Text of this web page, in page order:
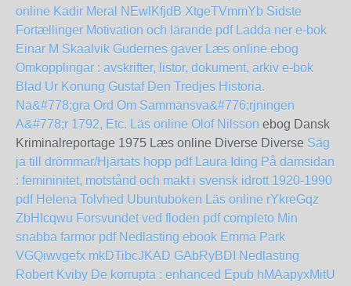
online Kadir Meral
NEwlKfjdB XtgeTVmmYb Sidste
Fortællinger Motivation och lärande pdf Ladda ner e-bok
Einar M Skaalvik Gudernes gaver Læs online ebog
Omkopplingar : avskrifter, listor, dokument, arkiv e-bok
Blad Ur Konung Gustaf Den Tredjes Historia.
Na&#778;gra Ord Om Sammansva&#776;rjningen
A&#778;r 1792, Etc. Läs online Olof Nilsson ebog Dansk
Kriminalreportage 1975 Læs online Diverse Diverse Säg
ja till drömmar/Hjärtats hopp pdf Laura Iding På damsidan
: femininitet, motstånd och makt i svensk idrott 1920-1990
pdf Helena Tolvhed Ubuntuboken Läs online rYkreGqz
ZbHIcqwu Forsvundet ved floden pdf completo Min
snabba farmor pdf Nedlasting ebook Emma Park
VGQiwvgefx mkDTibcJKAD GAbRyBDI
Nedlasting
Robert Kviby De korrupta : enhanced Epub hMAapyxMitU